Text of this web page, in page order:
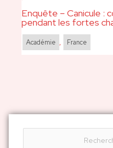
Enquête – Canicule :
pendant les fortes
Académie , France